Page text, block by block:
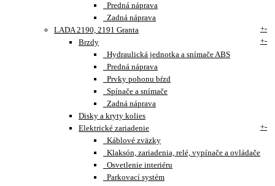
Predná náprava
Zadná náprava
LADA 2190, 2191 Granta
+-
Brzdy
+-
Hydraulická jednotka a snímače ABS
Predná náprava
Prvky pohonu bŕzd
Spínače a snímače
Zadná náprava
Disky a kryty kolies
Elektrické zariadenie
+-
Káblové zväzky
Klaksón, zariadenia, relé, vypínače a ovládače
Osvetlenie interiéru
Parkovací systém